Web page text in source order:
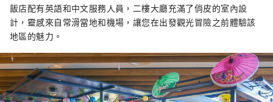
飯店配有英語和中文服務人員，二樓大廳充滿了俏皮的室內設
計，靈感來自常滑當地和機場，讓您在出發觀光冒險之前體驗該
地區的魅力。